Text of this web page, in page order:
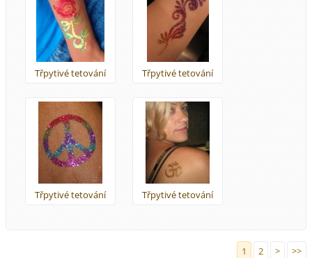
Třpytivé tetování Třpytivé tetování
Třpytivé tetování Třpytivé tetování
1 2 > >>